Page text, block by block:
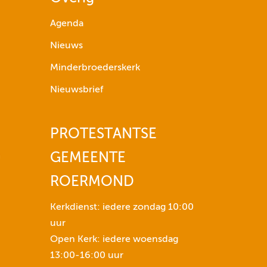
p
l
t
s
n
o
h
e
t
v
Agenda
Nieuws
Minderbroederskerk
Nieuwsbrief
PROTESTANTSE
GEMEENTE
ROERMOND
Kerkdienst: iedere zondag 10:00
uur
Open Kerk: iedere woensdag
13:00-16:00 uur